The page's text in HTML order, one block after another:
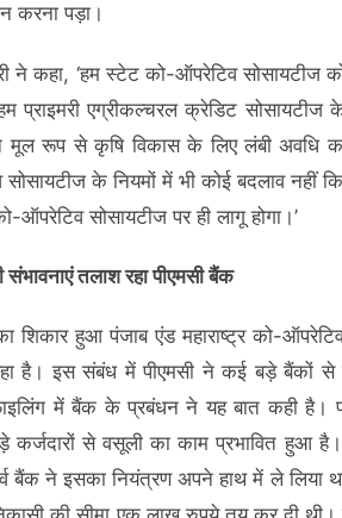
करना पड़ा।
ने कहा, ‘हम स्टेट को-ऑपरेटिव सोसायटीज
प्राइमरी एग्रीकल्चरल क्रेडिट सोसायटीज
मूल रूप से कृषि विकास के लिए लंबी अवधि
सोसायटीज के नियमों में भी कोई बदलाव नहीं
ऑपरेटिव सोसायटीज पर ही लागू होगा।’
संभावनाएं तलाश रहा पीएमसी बैंक
शिकार हुआ पंजाब एंड महाराष्ट्र को-
है। इस संबंध में पीएमसी ने कई बड़े बैंकों से
में बैंक के प्रबंधन ने यह बात कही है।
कर्जदारों से वसूली का काम प्रभावित हुआ
बैंक ने इसका नियंत्रण अपने हाथ में ले लिया